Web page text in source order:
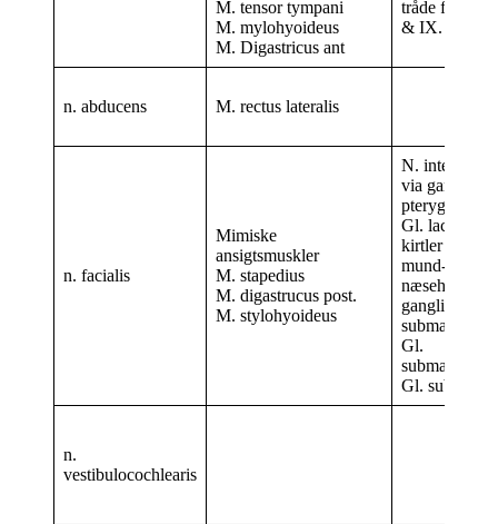
M. tensor tympani
M. mylohyoideus
M. Digastricus ant
tråde fra III,
& IX.
n. abducens M. rectus lateralis
n. facialis
Mimiske
ansigtsmuskler
M. stapedius
M. digastrucus post.
M. stylohyoideus
N.
via ganglion
Gl. lacrimalis
kirtler i gane,
mund- og
næsehule –
ganglion
Gl.
Gl.
n.
vestibulocochlearis